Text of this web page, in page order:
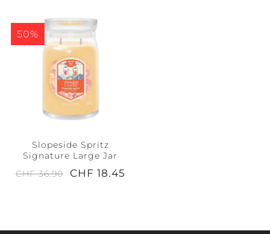
50%
Slopeside Spritz
Signature Large Jar
CHF 36.90
CHF 18.45